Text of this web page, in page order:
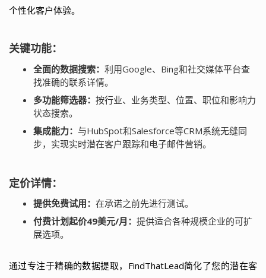
个性化客户体验。
关键功能：
全面的数据搜索： 利用Google、Bing和社交媒体平台查
找准确的联系详情。
多功能筛选器： 按行业、业务类型、位置、职位和影响力
状态搜索。
集成能力： 与HubSpot和Salesforce等CRM系统无缝同
步，实现实时潜在客户跟踪和电子邮件营销。
定价详情：
提供免费试用： 在承诺之前先进行测试。
付费计划起价49美元/月： 提供适合各种规模企业的可扩
展选项。
通过专注于精确的数据提取，FindThatLead简化了您的潜在客